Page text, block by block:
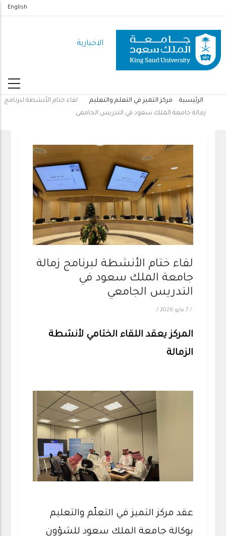
المحتوى
الرئيسي
English
الاخبارية
مسار
الرئيسية مركز التميز في التعلم والتعليم
لقاء ختام الأنشطة لبرنامج
زمالة جامعة الملك سعود في التدريس الجامعي
لقاء ختام الأنشطة لبرنامج زمالة
جامعة الملك سعود في
التدريس الجامعي
/7 مايو 2026 /
المركز يعقد اللقاء الختامي لأنشطة
الزمالة
عقد مركز التميز في التعلّم والتعليم
بوكالة جامعة الملك سعود للشؤون